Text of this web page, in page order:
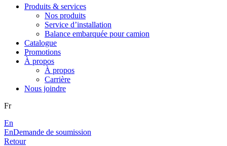
Produits & services
Nos produits
Service d’installation
Balance embarquée pour camion
Catalogue
Promotions
À propos
À propos
Carrière
Nous joindre
Fr
En
EnDemande de soumission
Retour